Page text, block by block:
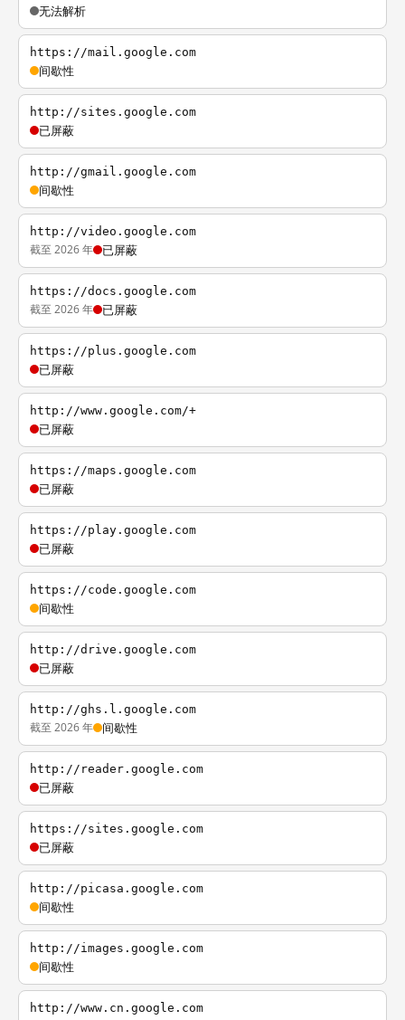
无法解析
https://mail.google.com
间歇性
http://sites.google.com
已屏蔽
http://gmail.google.com
间歇性
http://video.google.com
截至 2026 年 已屏蔽
https://docs.google.com
截至 2026 年 已屏蔽
https://plus.google.com
已屏蔽
http://www.google.com/+
已屏蔽
https://maps.google.com
已屏蔽
https://play.google.com
已屏蔽
https://code.google.com
间歇性
http://drive.google.com
已屏蔽
http://ghs.l.google.com
截至 2026 年 间歇性
http://reader.google.com
已屏蔽
https://sites.google.com
已屏蔽
http://picasa.google.com
间歇性
http://images.google.com
间歇性
http://www.cn.google.com